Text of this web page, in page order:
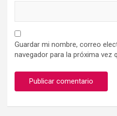
Guardar mi nombre, correo
navegador para la próxima vez